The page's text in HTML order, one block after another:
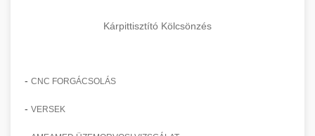
Kárpittisztító Kölcsönzés
- CNC FORGÁCSOLÁS
- VERSEK